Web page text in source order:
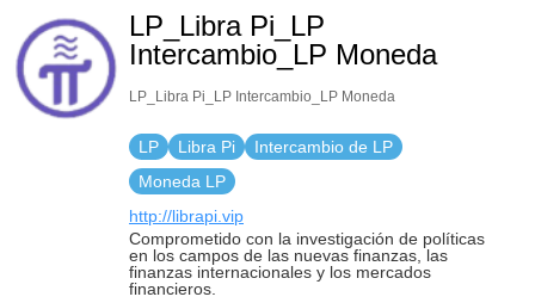
LP_Libra Pi_LP
Intercambio_LP Moneda
LP_Libra Pi_LP Intercambio_LP Moneda
LP Libra Pi
Intercambio de LP
Moneda LP
http://librapi.vip
Comprometido con la investigación de políticas
en los campos de las nuevas finanzas, las
finanzas internacionales y los mercados
financieros.